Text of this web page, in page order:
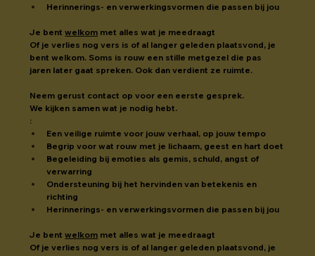
Herinnerings- en verwerkingsvormen die passen bij jou
Je bent welkom met alles wat je meedraagt
Of je verlies nog vers is of al langer geleden plaatsvond, je
bent welkom. Soms is rouw een stille metgezel die pas
jaren later gaat spreken. Ook dan verdient ze ruimte.
Neem gerust contact op voor een eerste gesprek.
We kijken samen wat je nodig hebt.
:
Een veilige ruimte voor jouw verhaal, op jouw tempo
Begrip voor wat rouw met je lichaam, geest en hart doet
Begeleiding bij emoties als gemis, schuld, angst of
verwarring
Ondersteuning bij het hervinden van betekenis en
richting
Herinnerings- en verwerkingsvormen die passen bij jou
Je bent welkom met alles wat je meedraagt
Of je verlies nog vers is of al langer geleden plaatsvond, je